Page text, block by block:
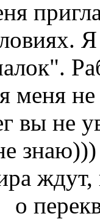
меня
вы не
ждут,
о